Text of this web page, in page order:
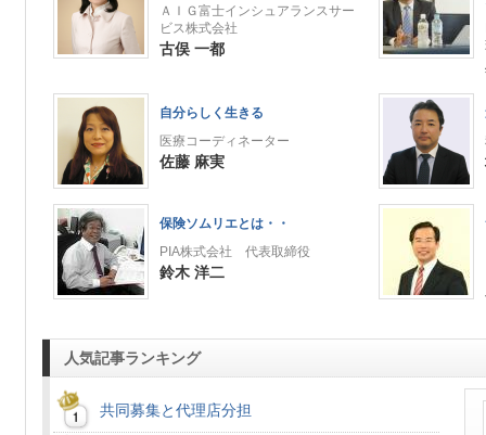
ＡＩＧ富士インシュアランスサー
ビス株式会社
古俣 一都
自分らしく生きる
医療コーディネーター
佐藤 麻実
保険ソムリエとは・・
PIA株式会社 代表取締役
鈴木 洋二
人気記事ランキング
共同募集と代理店分担